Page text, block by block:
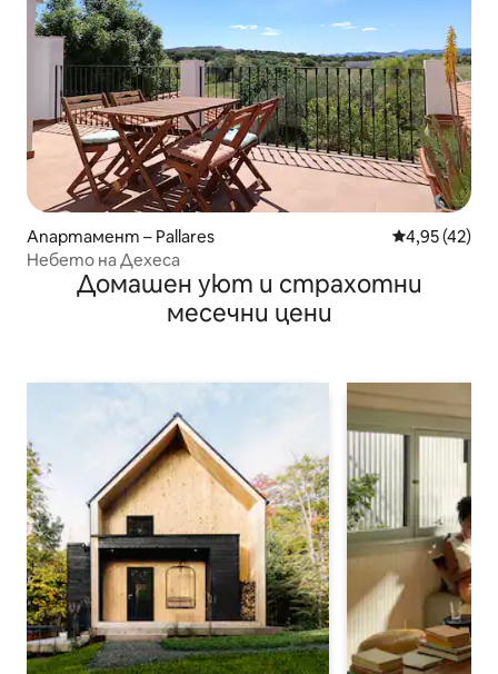
Апартамент – Pallares Средна
4,95 (42)
Небето на Дехеса
Домашен уют и страхотни
месечни цени